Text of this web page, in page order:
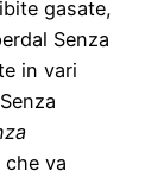
gasate,
Senza
in vari
va